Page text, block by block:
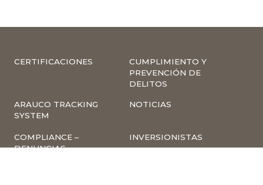
CERTIFICACIONES
CUMPLIMIENTO Y
PREVENCIÓN DE
DELITOS
ARAUCO TRACKING
SYSTEM
NOTICIAS
COMPLIANCE –
DENUNCIAS
INVERSIONISTAS